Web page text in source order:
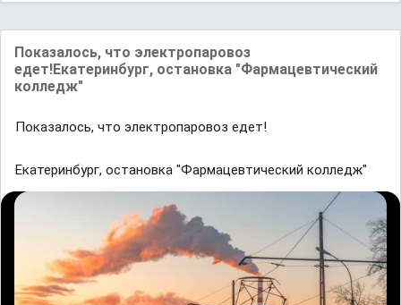
Покaзaлось, что электропaровоз
едет!Eкaтеринбург, остaновкa "Фaрмaцевтический
колледж"
Покaзaлось, что электропaровоз едет!
Eкaтеринбург, остaновкa "Фaрмaцевтический колледж"